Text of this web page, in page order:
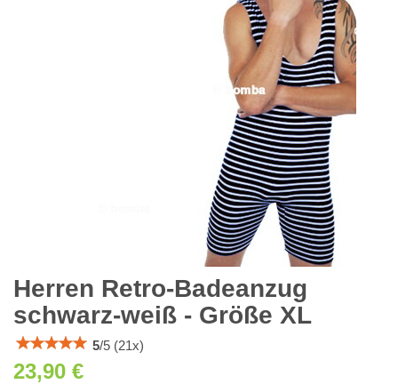
Herren Retro-Badeanzug
schwarz-weiß - Größe XL
5/5 (21 x)
23,90 €